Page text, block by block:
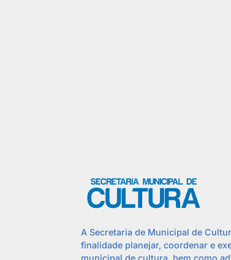
A Secretaria de Municipal de
finalidade planejar, coordenar e
municipal de cultura, bem como